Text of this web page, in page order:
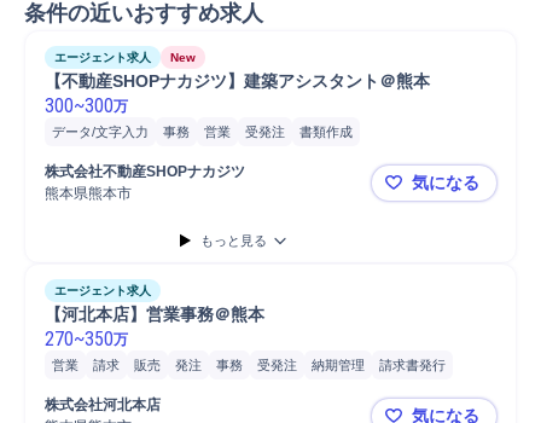
条件の近いおすすめ求人
エージェント求人 New
【不動産SHOPナカジツ】建築アシスタント＠熊本
300~300万
データ/文字入力 事務 営業 受発注
書類作成
携帯電話/PC/PC周辺機器
株式会社不動産SHOPナカジツ
熊本県熊本市
【不動産
気になる
もっと見る
エージェント求人
【河北本店】営業事務＠熊本
270~350万
営業 請求 販売 発注 事務 受発注 納期管理
請求書発行
問い合わせ対応
株式会社河北本店
気になる